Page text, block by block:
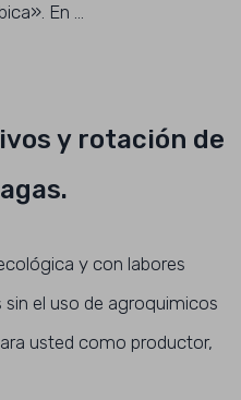
En …
y rotación de
y con labores
el uso de agroquimicos
usted como productor,